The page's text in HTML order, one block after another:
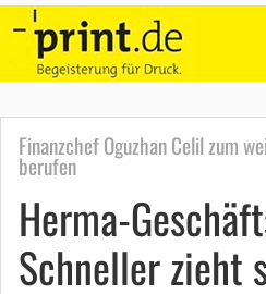
Finanzchef Oguzhan Celil zum
berufen
Herma-
Schneller zieht